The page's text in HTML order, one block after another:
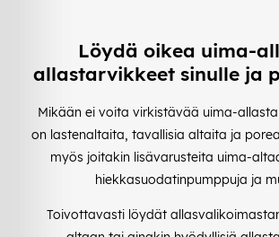
Löydä oikea uima-
allastarvikkeet sinulle ja
Mikään ei voita virkistävää uima-allasta
on lastenaltaita, tavallisia altaita ja
myös joitakin lisävarusteita uima-
hiekkasuodatinpumppuja ja
Toivottavasti löydät